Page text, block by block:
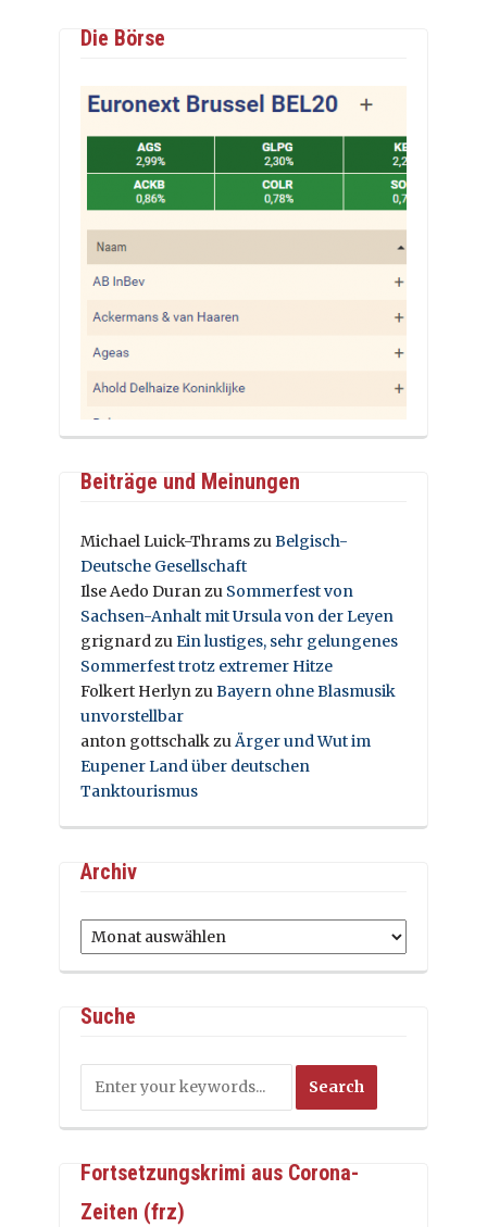
Die Börse
Beiträge und Meinungen
Michael Luick-ThramszuBelgisch-
Deutsche Gesellschaft
Ilse Aedo Duranzu Sommerfest von
Sachsen-Anhalt mit Ursula von der Leyen
grignardzuEin lustiges, sehr gelungenes
Sommerfest trotz extremer Hitze
Folkert HerlynzuBayern ohne Blasmusik
unvorstellbar
anton gottschalkzuÄrger und Wut im
Eupener Land über deutschen
Tanktourismus
Archiv
Archiv
Suche
Fortsetzungskrimi aus Corona-
Zeiten (frz)